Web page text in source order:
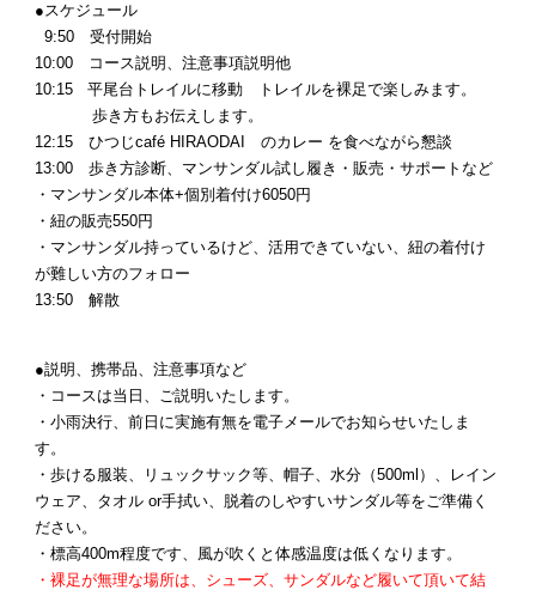
●スケジュール
9:50 受付開始
10:00 コース説明、注意事項説明他
10:15 平尾台トレイルに移動 トレイルを裸足で楽しみます。
歩き方もお伝えします。
12:15 ひつじcafé HIRAODAI のカレー を食べながら懇談
13:00 歩き方診断、マンサンダル試し履き・販売・サポートなど
・マンサンダル本体+個別着付け6050円
・紐の販売550円
・マンサンダル持っているけど、活用できていない、紐の着付け
が難しい方のフォロー
13:50 解散
●説明、携帯品、注意事項など
・コースは当日、ご説明いたします。
・小雨決行、前日に実施有無を電子メールでお知らせいたしま
す。
・歩ける服装、リュックサック等、帽子、水分（500ml）、レイン
ウェア、タオル or手拭い、脱着のしやすいサンダル等をご準備く
ださい。
・標高400m程度です、風が吹くと体感温度は低くなります。
・裸足が無理な場所は、シューズ、サンダルなど履いて頂いて結